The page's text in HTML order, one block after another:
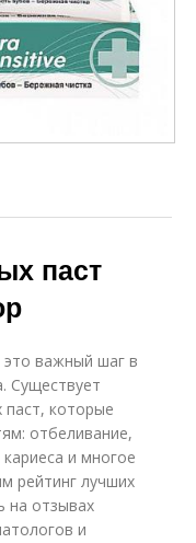
паст
важный шаг в
Существует
которые
отбеливание,
и многое
рейтинг лучших
на отзывах
и